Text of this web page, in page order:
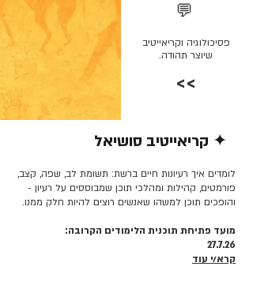
💬
פסיכולוגיה וקריאייטיב
שיוצר תהודה.
>>
✦ קריאייטיב סושיאל
לומדים איך רעיונות חיים ברשת: תשומת לב, שפה, קצב,
פורמטים, קהילות ומהלכי תוכן שמבוססים על רעיון -
והופכים תוכן למשהו שאנשים רוצים להיות חלק ממנו.
מועד פתיחת תוכנית הלימודים הקרובה:
27.7.26
קרא/י עוד